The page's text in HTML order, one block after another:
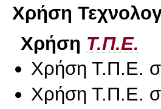
Χρήση
Χρήση Τ.Π.Ε.
Χρήση Τ.Π.Ε.
Χρήση Τ.Π.Ε.